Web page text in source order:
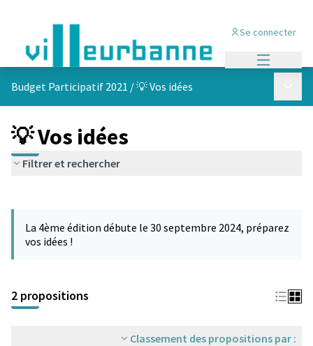
Se connecter
Budget Participatif 2021 /💡 Vos idées
💡 Vos idées
Filtrer et rechercher
La 4ème édition débute le 30 septembre 2024, préparez
vos idées !
2 propositions
Classement des propositions par :